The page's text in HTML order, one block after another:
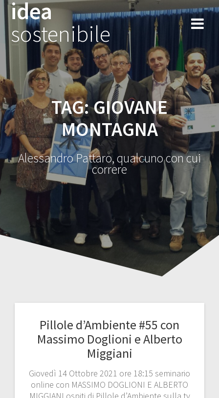
al
contenuto
idea
sostenibile
TAG:GIOVANE
MONTAGNA
Alessandro Pattaro, qualcuno con cui
correre
Pillole d’Ambiente #55 con
Massimo Doglioni e Alberto
Miggiani
Giovedì 14 Ottobre 2021 ore 18:15 seminario
online con MASSIMO DOGLIONI E ALBERTO
MIGGIANI ospiti di Pillole d’Ambiente sulla tv